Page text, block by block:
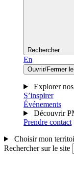
Rechercher
En
Ouvrir/Fermer
Explorer
S’inspirer
Événements
Découvrir
Prendre contact
Choisir mon
Rechercher sur le site